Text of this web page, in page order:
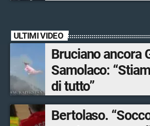
ULTIMI VIDEO
Bruciano ancora
Samolaco:
di tutto”
Bertolaso.